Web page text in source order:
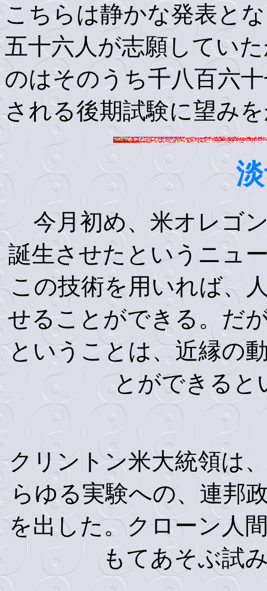
こちらは静かな発表と
五十六人が志願してい
のはそのうち千八百六
される後期試験に望み
今月初め、米オレゴ
誕生させたというニュ
この技術を用いれば、
せることができる。だ
ということは、近縁の
とができると
クリントン米大統領は
らゆる実験への、連邦
を出した。クローン人
もてあそぶ試